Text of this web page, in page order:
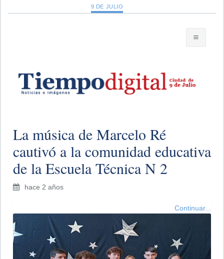
9 DE JULIO
La música de Marcelo Ré
cautivó a la comunidad educativa
de la Escuela Técnica N 2
hace 2 años
Continuar...